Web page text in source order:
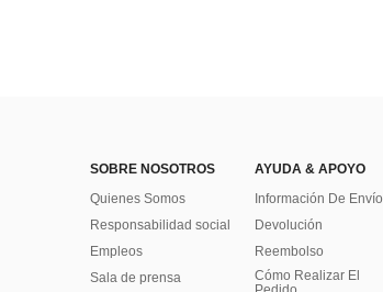
SOBRE NOSOTROS
Quienes Somos
Responsabilidad social
Empleos
Sala de prensa
AYUDA & APOYO
Información De Envío
Devolución
Reembolso
Cómo Realizar El